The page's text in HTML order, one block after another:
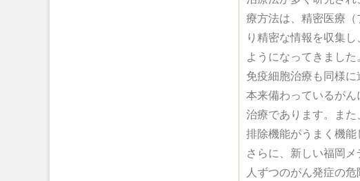
療方法は、精密医療
り精密な情報を収集
ようになってきました
免疫細胞治療も同様
本来備わっているが
治療であります。ま
排除機能がうまく機能
さらに、新しい福岡
人ずつのがん発症の